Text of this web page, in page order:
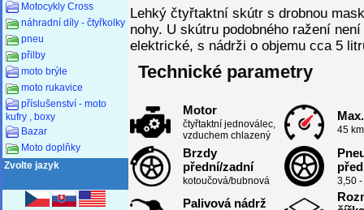
Motocykly Cross
náhradní díly - čtyřkolky
pneu
přilby
moto brýle
moto rukavice
příslušenství - moto
kufry , boxy
Bazar
Moto doplňky
Zvolte jazyk
Lehký čtyřtaktní skútr s drobnou
nohy. U skútru podobného ražení
elektrické, s nádrži o objemu cca 5
Technické parametry
Motor
čtyřtaktní jednoválec,
vzduchem chlazený
45
Brzdy
přední/zadní
kotoučová/bubnová 3,50
Palivová nádrž